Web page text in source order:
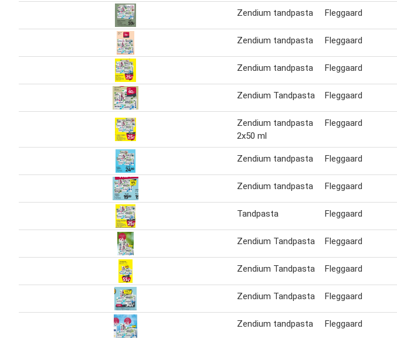
Zendium tandpasta Fleggaard
Zendium tandpasta Fleggaard
Zendium tandpasta Fleggaard
Zendium Tandpasta Fleggaard
Zendium tandpasta
2x50 ml
Fleggaard
Zendium tandpasta Fleggaard
Zendium tandpasta Fleggaard
Tandpasta Fleggaard
Zendium Tandpasta Fleggaard
Zendium Tandpasta Fleggaard
Zendium Tandpasta Fleggaard
Zendium tandpasta Fleggaard